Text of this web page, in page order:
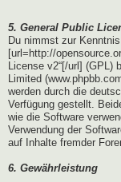
5. General Public
Du nimmst zur
[url=http://
License v2“[/url] (GPL)
Limited
werden durch die
Verfügung gestellt.
wie die Software
Verwendung der
auf Inhalte fremder
6. Gewährleistung